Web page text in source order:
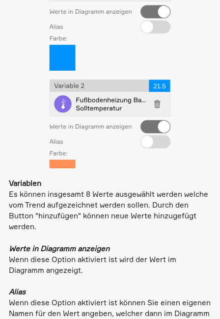
Variablen
Es können insgesamt 8 Werte ausgewählt werden welche
vom Trend aufgezeichnet werden sollen. Durch den
Button "hinzufügen" können neue Werte hinzugefügt
werden.
Werte in Diagramm anzeigen
Wenn diese Option aktiviert ist wird der Wert im
Diagramm angezeigt.
Alias
Wenn diese Option aktiviert ist können Sie einen eigenen
Namen für den Wert angeben, welcher dann im Diagramm